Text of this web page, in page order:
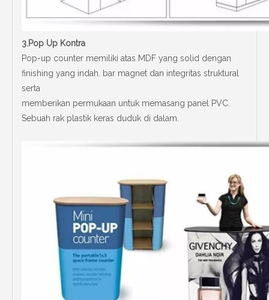
3.Pop Up Kontra
Pop-up counter memiliki atas MDF yang solid dengan
finishing yang indah. bar magnet dan integritas struktural
serta
memberikan permukaan untuk memasang panel PVC.
Sebuah rak plastik keras duduk di dalam.